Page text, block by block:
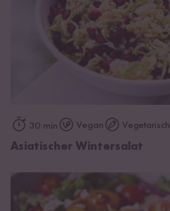
30 min Vegan Vegetarisch
Asiatischer Wintersalat